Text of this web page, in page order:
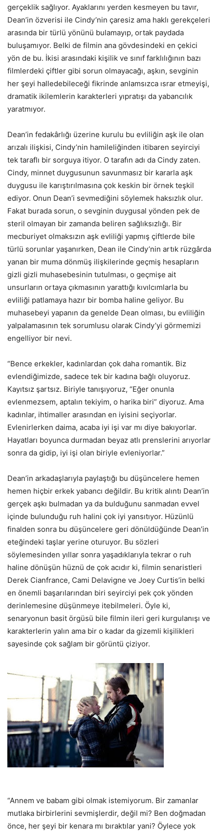
gerçeklik sağlıyor. Ayaklarını yerden kesmeyen bu tavır,
Dean’in özverisi ile Cindy’nin çaresiz ama haklı gerekçeleri
arasında bir türlü yönünü bulamayıp, ortak paydada
buluşamıyor. Belki de filmin ana gövdesindeki en çekici
yön de bu. İkisi arasındaki kişilik ve sınıf farklılığının bazı
filmlerdeki çiftler gibi sorun olmayacağı, aşkın, sevginin
her şeyi halledebileceği fikrinde anlamsızca ısrar etmeyişi,
dramatik ikilemlerin karakterleri yıpratışı da yabancılık
yaratmıyor.
Dean’in fedakârlığı üzerine kurulu bu evliliğin aşk ile olan
arızalı ilişkisi, Cindy’nin hamileliğinden itibaren seyirciyi
tek taraflı bir sorguya itiyor. O tarafın adı da Cindy zaten.
Cindy, minnet duygusunun savunmasız bir kararla aşk
duygusu ile karıştırılmasına çok keskin bir örnek teşkil
ediyor. Onun Dean’i sevmediğini söylemek haksızlık olur.
Fakat burada sorun, o sevginin duygusal yönden pek de
steril olmayan bir zamanda beliren sağlıksızlığı. Bir
mecburiyet olmaksızın aşk evliliği yapmış çiftlerde bile
türlü sorunlar yaşanırken, Dean ile Cindy’nin artık rüzgârda
yanan bir muma dönmüş ilişkilerinde geçmiş hesapların
gizli gizli muhasebesinin tutulması, o geçmişe ait
unsurların ortaya çıkmasının yarattığı kıvılcımlarla bu
evliliği patlamaya hazır bir bomba haline geliyor. Bu
muhasebeyi yapanın da genelde Dean olması, bu evliliğin
yalpalamasının tek sorumlusu olarak Cindy’yi görmemizi
engelliyor bir nevi.
“Bence erkekler, kadınlardan çok daha romantik. Biz
evlendiğimizde, sadece tek bir kadına bağlı oluyoruz.
Kayıtsız şartsız. Biriyle tanışıyoruz, “Eğer onunla
evlenmezsem, aptalın tekiyim, o harika biri” diyoruz. Ama
kadınlar, ihtimaller arasından en iyisini seçiyorlar.
Evlenirlerken daima, acaba iyi işi var mı diye bakıyorlar.
Hayatları boyunca durmadan beyaz atlı prenslerini arıyorlar
sonra da gidip, iyi işi olan biriyle evleniyorlar.”
Dean’in arkadaşlarıyla paylaştığı bu düşüncelere hemen
hemen hiçbir erkek yabancı değildir. Bu kritik alıntı Dean’in
gerçek aşkı bulmadan ya da bulduğunu sanmadan evvel
içinde bulunduğu ruh halini çok iyi yansıtıyor. Hüzünlü
finalden sonra bu düşüncelere geri dönüldüğünde Dean’in
eteğindeki taşlar yerine oturuyor. Bu sözleri
söylemesinden yıllar sonra yaşadıklarıyla tekrar o ruh
haline dönüşün hüznü de çok acıdır ki, filmin senaristleri
Derek Cianfrance, Cami Delavigne ve Joey Curtis’in belki
en önemli başarılarından biri seyirciyi pek çok yönden
derinlemesine düşünmeye itebilmeleri. Öyle ki,
senaryonun basit örgüsü bile filmin ileri geri kurgulanışı ve
karakterlerin yalın ama bir o kadar da gizemli kişilikleri
sayesinde çok sağlam bir görüntü çiziyor.
“Annem ve babam gibi olmak istemiyorum. Bir zamanlar
mutlaka birbirlerini sevmişlerdir, değil mi? Ben doğmadan
önce, her şeyi bir kenara mı bıraktılar yani? Öylece yok